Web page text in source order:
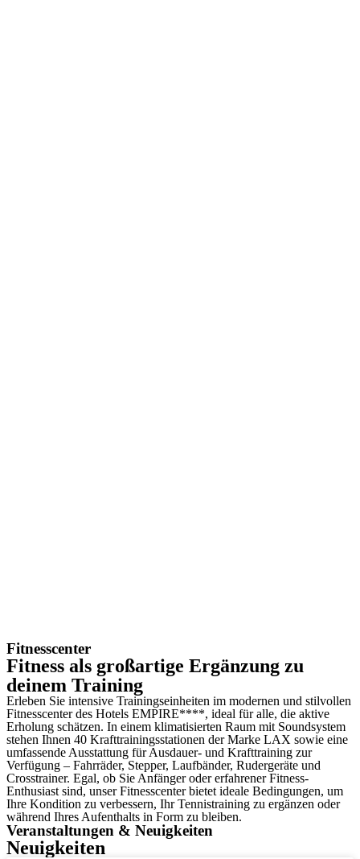
Fitnesscenter
Fitness als großartige Ergänzung zu
deinem Training
Erleben Sie intensive Trainingseinheiten im modernen und stilvollen
Fitnesscenter des Hotels EMPIRE****, ideal für alle, die aktive
Erholung schätzen. In einem klimatisierten Raum mit Soundsystem
stehen Ihnen 40 Krafttrainingsstationen der Marke LAX sowie eine
umfassende Ausstattung für Ausdauer- und Krafttraining zur
Verfügung – Fahrräder, Stepper, Laufbänder, Rudergeräte und
Crosstrainer. Egal, ob Sie Anfänger oder erfahrener Fitness-
Enthusiast sind, unser Fitnesscenter bietet ideale Bedingungen, um
Ihre Kondition zu verbessern, Ihr Tennistraining zu ergänzen oder
während Ihres Aufenthalts in Form zu bleiben.
Veranstaltungen & Neuigkeiten
Neuigkeiten